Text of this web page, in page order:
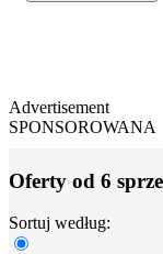
Advertisement
SPONSOROWANA
Oferty od 6
Sortuj według: